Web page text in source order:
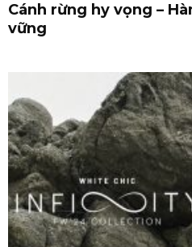
Cánh rừng hy vọng –
vững